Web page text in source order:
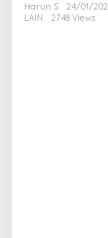
Harun S
24/01/
LAIN
2748 Views